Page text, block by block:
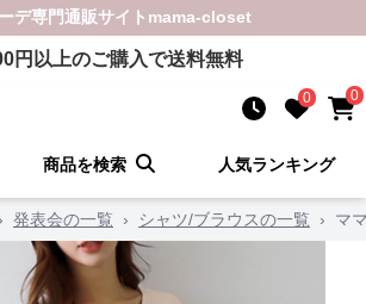
デ専門通販サイト mama-closet
円以上のご購入で送料無料
0 0
商品を検索 人気ランキング
› 発表会の一覧 › シャツ/ブラウスの一覧 › マ